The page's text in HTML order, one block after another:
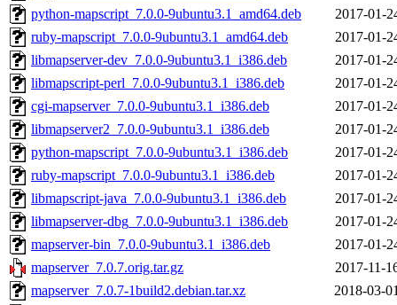
python-mapscript_7.0.0-9ubuntu3.1_amd64.deb
2017-01-
ruby-mapscript_7.0.0-9ubuntu3.1_amd64.deb
2017-01-
libmapserver-dev_7.0.0-9ubuntu3.1_i386.deb
2017-01-
libmapscript-perl_7.0.0-9ubuntu3.1_i386.deb
2017-01-
cgi-mapserver_7.0.0-9ubuntu3.1_i386.deb
2017-01-
libmapserver2_7.0.0-9ubuntu3.1_i386.deb
2017-01-
python-mapscript_7.0.0-9ubuntu3.1_i386.deb
2017-01-
ruby-mapscript_7.0.0-9ubuntu3.1_i386.deb
2017-01-
libmapscript-java_7.0.0-9ubuntu3.1_i386.deb
2017-01-
libmapserver-dbg_7.0.0-9ubuntu3.1_i386.deb
2017-01-
mapserver-bin_7.0.0-9ubuntu3.1_i386.deb
2017-01-
mapserver_7.0.7.orig.tar.gz
2017-11-
mapserver_7.0.7-1build2.debian.tar.xz
2018-03-